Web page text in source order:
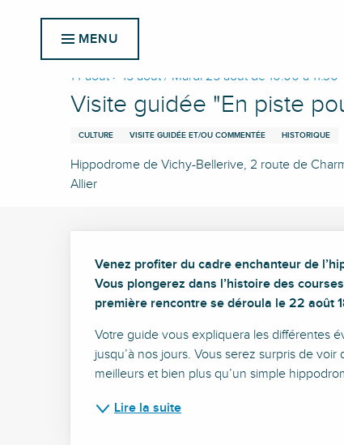
MENU
Accueil Visite guidée "En piste pour découvrir
14 août > 15 août / Mardi 25 août de 10:00 à 11:30
Visite guidée "En piste
CULTURE VISITE GUIDÉE ET/OU COMMENTÉE HISTORIQUE
Hippodrome de Vichy-Bellerive, 2 route de
Allier
Description
Venez profiter du cadre enchanteur de
Vous plongerez dans l’histoire des
première rencontre se déroula le 22 août
Votre guide vous expliquera les différentes
jusqu’à nos jours. Vous serez surpris de
meilleurs et bien plus qu’un simple
Lire la suite